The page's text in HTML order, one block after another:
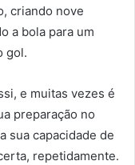
criando nove
a bola para um
gol.
e muitas vezes é
preparação no
sua capacidade de
repetidamente.